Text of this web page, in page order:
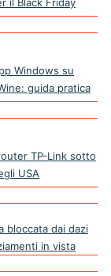
il Black Friday
Windows su
guida pratica
TP-Link sotto
USA
bloccata dai dazi
in vista